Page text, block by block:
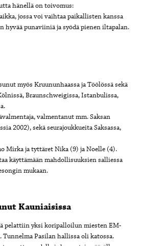
hänellä on toivomus:
jossa voi vaihtaa paikallisten kanssa
hyvää punaviiniä ja syödä pienen iltapalan.
myös Kruununhaassa ja Töölössä sekä
Braunschweigissa, Istanbulissa,
valmentanut mm. Saksan
2002), sekä seurajoukkueita Saksassa,
Mirka ja tyttäret Nika (9) ja Noelle (4).
käyttämään mahdollisuuksien salliessa
mukaan.
Kauniaisissa
pelattiin yksi koripalloilun miesten EM-
Pasilan hallissa oli katossa.